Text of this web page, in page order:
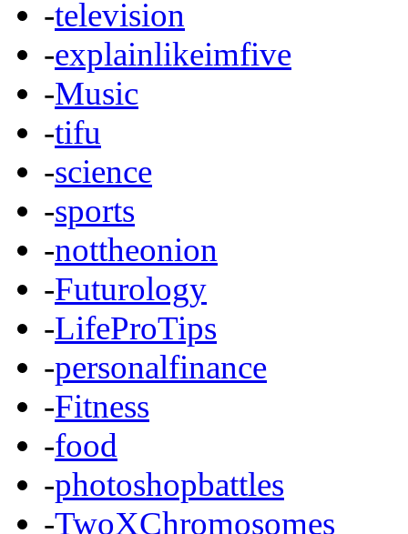
-television
-explainlikeimfive
-Music
-tifu
-science
-sports
-nottheonion
-Futurology
-LifeProTips
-personalfinance
-Fitness
-food
-photoshopbattles
-TwoXChromosomes